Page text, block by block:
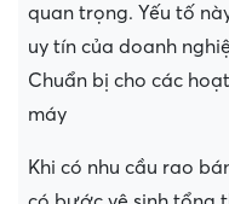
quan trọng. Yếu tố
uy tín của doanh
Chuẩn bị cho các
máy
Khi có nhu cầu rao